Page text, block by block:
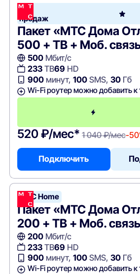
Хит
продаж
Пакет «МТС Дома
500 + ТВ + Моб.
500Мбит/с
233ТВ69 HD
900минут, 100SMS, 30Гб
Wi-Fi роутер можно добавить к
520 ₽/мес* 1 040 ₽/мес-
Подключить
МТС Home
Пакет «МТС Дома
200 + ТВ + Моб.
200Мбит/с
233ТВ69 HD
900минут, 100SMS, 30Гб
Wi-Fi роутер можно добавить к